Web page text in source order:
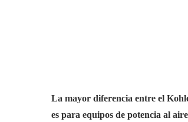
La mayor diferencia entre el
es para equipos de potencia al